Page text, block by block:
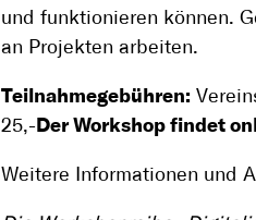
und funktionieren können.
an Projekten arbeiten.
Teilnahmegebühren:
25,- Der Workshop findet
Weitere Informationen und